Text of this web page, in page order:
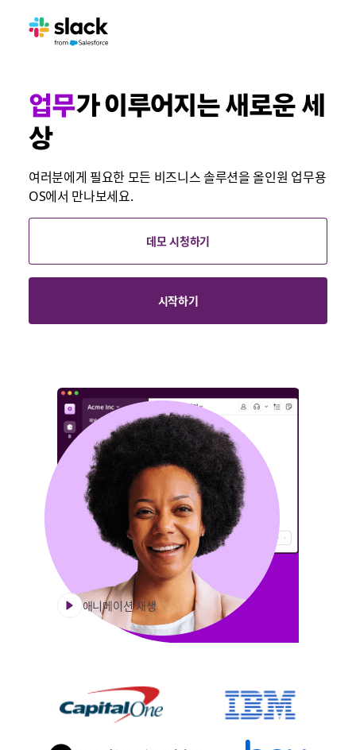
업무가 이루어지는 새로운 세
상
여러분에게 필요한 모든 비즈니스 솔루션을 올인원 업무용
OS에서 만나보세요.
데모 시청하기
시작하기
애니메이션 재생